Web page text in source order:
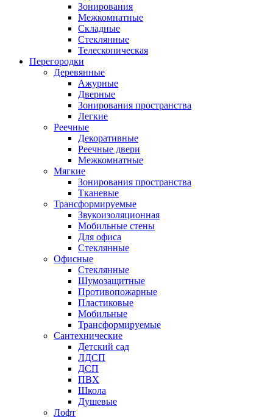
Зонирования
Межкомнатные
Складные
Стеклянные
Телескопическая
Перегородки
Деревянные
Ажурные
Дверные
Зонирования пространства
Легкие
Реечные
Декоративные
Реечные двери
Межкомнатные
Мягкие
Зонирования пространства
Тканевые
Трансформируемые
Звукоизоляционная
Мобильные стены
Для офиса
Стеклянные
Офисные
Стеклянные
Шумозащитные
Противопожарные
Пластиковые
Мобильные
Трансформируемые
Сантехнические
Детский сад
ЛДСП
ДСП
ПВХ
Школа
Душевые
Лофт